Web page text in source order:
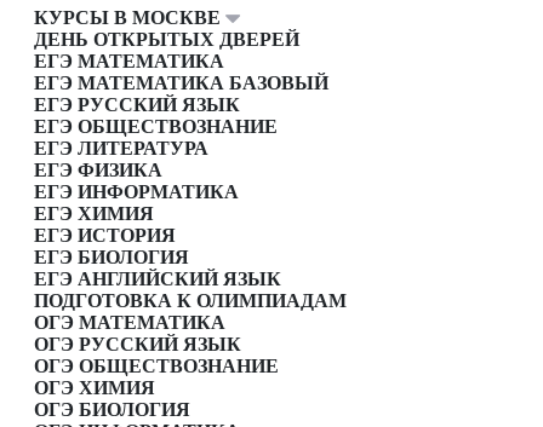
КУРСЫ В МОСКВЕ
ДЕНЬ ОТКРЫТЫХ ДВЕРЕЙ
ЕГЭ МАТЕМАТИКА
ЕГЭ МАТЕМАТИКА БАЗОВЫЙ
ЕГЭ РУССКИЙ ЯЗЫК
ЕГЭ ОБЩЕСТВОЗНАНИЕ
ЕГЭ ЛИТЕРАТУРА
ЕГЭ ФИЗИКА
ЕГЭ ИНФОРМАТИКА
ЕГЭ ХИМИЯ
ЕГЭ ИСТОРИЯ
ЕГЭ БИОЛОГИЯ
ЕГЭ АНГЛИЙСКИЙ ЯЗЫК
ПОДГОТОВКА К ОЛИМПИАДАМ
ОГЭ МАТЕМАТИКА
ОГЭ РУССКИЙ ЯЗЫК
ОГЭ ОБЩЕСТВОЗНАНИЕ
ОГЭ ХИМИЯ
ОГЭ БИОЛОГИЯ